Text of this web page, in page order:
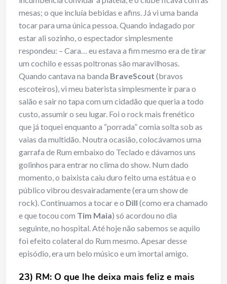
mesas; o que incluía bebidas e afins. Já vi uma banda
tocar para uma única pessoa. Quando indagado por
estar ali sozinho, o espectador simplesmente
respondeu: – Cara… eu estava a fim mesmo era de tirar
um cochilo e essas poltronas são maravilhosas.
Quando cantava na banda BraveScout (bravos
escoteiros), vi meu baterista simplesmente ir para o
salão e sair no tapa com um cidadão que queria a todo
custo, assumir o seu lugar. Foi o rock mais frenético
que já toquei enquanto a “porrada” comia solta sob as
vaias da multidão. Noutra ocasião, colocávamos uma
garrafa de Rum embaixo do Teclado e dávamos uns
golinhos para entrar no clima do show. Num dado
momento, o baixista caiu duro feito uma estátua e o
público vibrou desvairadamente (era um show de
rock). Continuamos a tocar e o Dill (como era chamado
e que tocou com Tim Maia) só acordou no dia
seguinte, no hospital. Até hoje não sabemos se aquilo
foi efeito colateral do Rum mesmo. Apesar desse
episódio, era um belo músico e um imortal amigo.
23) RM: O que lhe deixa mais feliz e mais